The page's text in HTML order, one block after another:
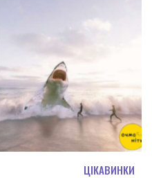
ЦІКАВИНКИ